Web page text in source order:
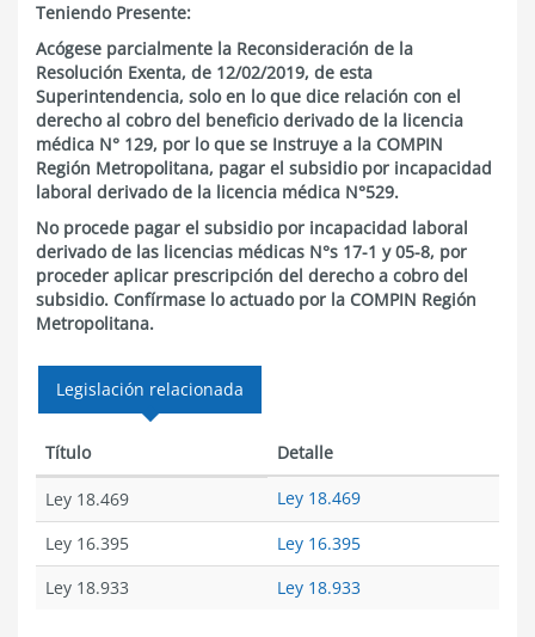
Teniendo Presente:
Acógese parcialmente la Reconsideración de la
Resolución Exenta, de 12/02/2019, de esta
Superintendencia, solo en lo que dice relación con el
derecho al cobro del beneficio derivado de la licencia
médica N° 129, por lo que se Instruye a la COMPIN
Región Metropolitana, pagar el subsidio por incapacidad
laboral derivado de la licencia médica N°529.
No procede pagar el subsidio por incapacidad laboral
derivado de las licencias médicas N°s 17-1 y 05-8, por
proceder aplicar prescripción del derecho a cobro del
subsidio. Confírmase lo actuado por la COMPIN Región
Metropolitana.
Legislación relacionada
Título Detalle
Ley 18.469
Ley 18.469
Ley 16.395
Ley 16.395
Ley 18.933
Ley 18.933